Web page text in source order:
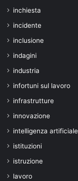
inchiesta
incidente
inclusione
indagini
industria
infortuni sul lavoro
infrastrutture
innovazione
intelligenza artificiale
istituzioni
istruzione
lavoro